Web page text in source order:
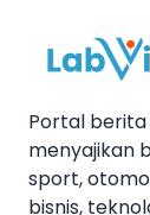
Portal
menyajikan
sport,
bisnis,